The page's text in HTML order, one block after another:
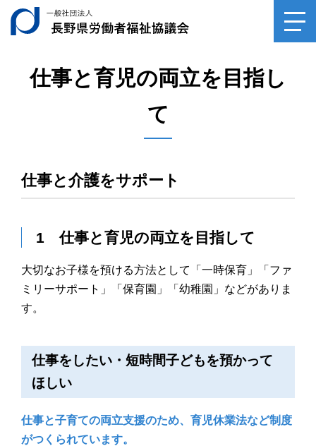
一般社団法人長野
仕事と育児の両立を目指し
て
仕事と介護をサポート
1 仕事と育児の両立を目指して
大切なお子様を預ける方法として「一時保育」「ファ
ミリーサポート」「保育園」「幼稚園」などがありま
す。
仕事をしたい・短時間子どもを預かって
ほしい
仕事と子育ての両立支援のため、育児休業法など制度
がつくられています。